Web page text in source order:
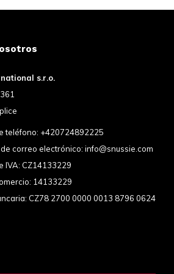
s.r.o.
teléfono: +420724892225
correo electrónico: info@snussie.com
IVA: CZ14133229
14133229
CZ78 2700 0000 0013 8796 0624